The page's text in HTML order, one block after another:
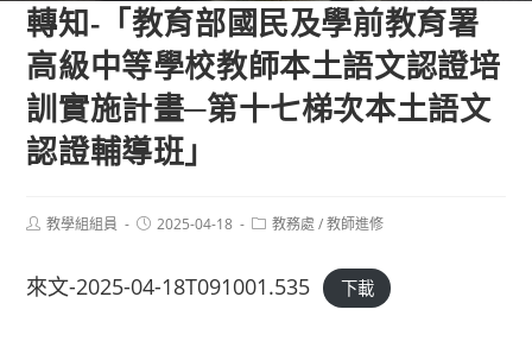
轉知-「教育部國民及學前教育署
高級中等學校教師本土語文認證培
訓實施計畫─第十七梯次本土語文
認證輔導班」
Post教學組組員
Post2025-04-18
Post教務處 / 教師進修
來文-2025-04-18T091001.535 下載